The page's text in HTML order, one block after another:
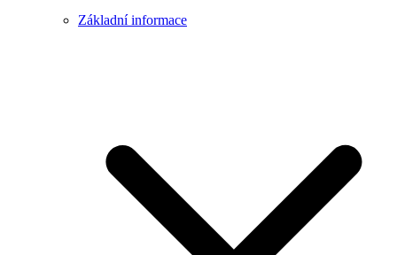
Základní informace